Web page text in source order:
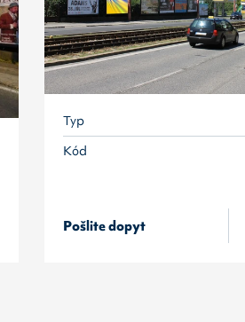
Typ
Kód
Pošlite dopyt